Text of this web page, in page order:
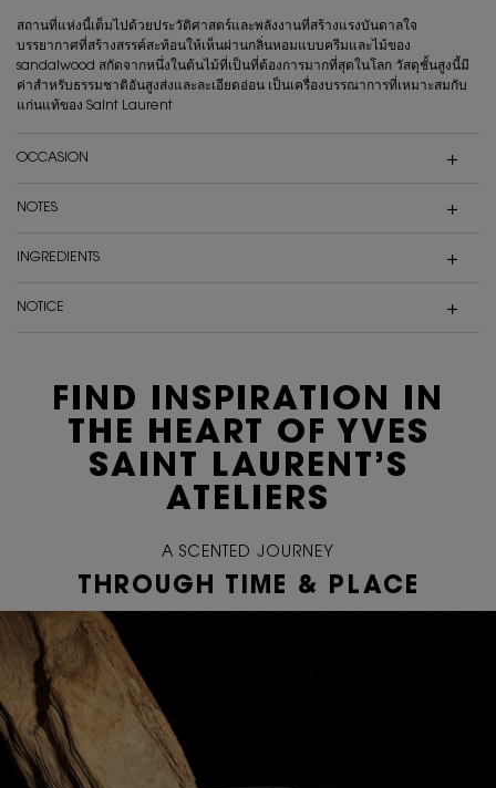
สถานที่แห่งนี้เต็มไปด้วยประวัติศาสตร์และพลังงานที่สร้างแรงบันดาลใจ
บรรยากาศที่สร้างสรรค์สะท้อนให้เห็นผ่านกลิ่นหอมแบบครีมและไม้ของ
sandalwood สกัดจากหนึ่งในต้นไม้ที่เป็นที่ต้องการมากที่สุดในโลก วัสดุชั้นสูงนี้มี
ค่าสำหรับธรรมชาติอันสูงส่งและละเอียดอ่อน เป็นเครื่องบรรณาการที่เหมาะสมกับ
แก่นแท้ของ Saint Laurent
OCCASION
NOTES
INGREDIENTS
NOTICE
FIND INSPIRATION IN
THE HEART OF YVES
SAINT LAURENT’S
ATELIERS
A SCENTED JOURNEY
THROUGH TIME & PLACE